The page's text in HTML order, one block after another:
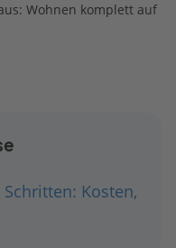
Wohnen komplett auf
Kosten,